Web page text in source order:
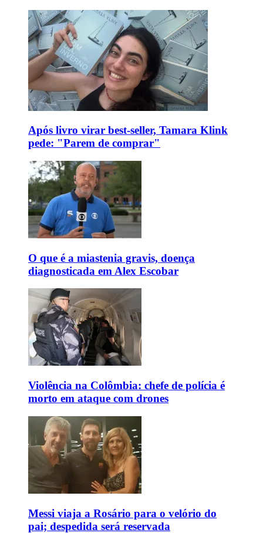
Após livro virar best-seller, Tamara Klink
pede: "Parem de comprar"
O que é a miastenia gravis, doença
diagnosticada em Alex Escobar
Violência na Colômbia: chefe de polícia é
morto em ataque com drones
Messi viaja a Rosário para o velório do
pai; despedida será reservada